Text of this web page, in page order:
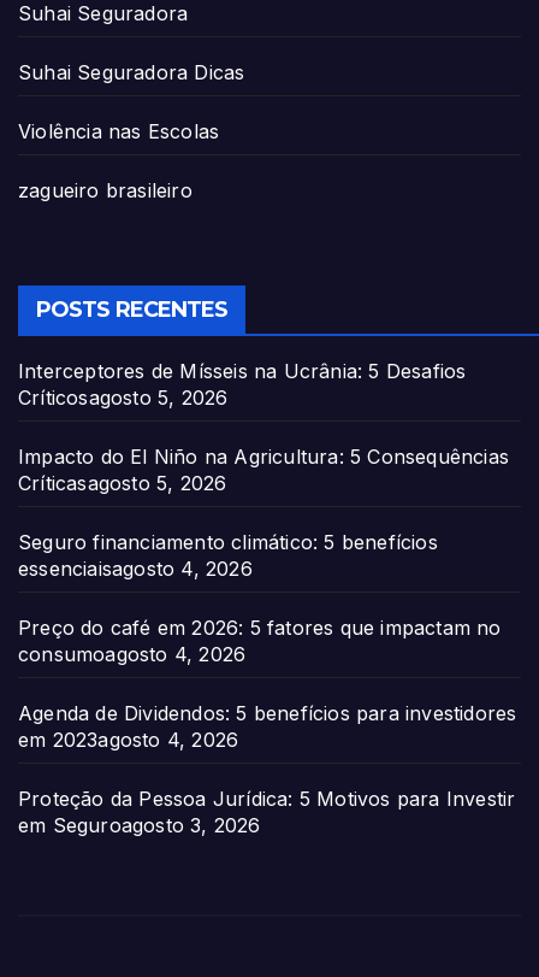
Suhai Seguradora
Suhai Seguradora Dicas
Violência nas Escolas
zagueiro brasileiro
POSTS RECENTES
Interceptores de Mísseis na Ucrânia: 5 Desafios
Críticosagosto 5, 2026
Impacto do El Niño na Agricultura: 5 Consequências
Críticasagosto 5, 2026
Seguro financiamento climático: 5 benefícios
essenciaisagosto 4, 2026
Preço do café em 2026: 5 fatores que impactam no
consumoagosto 4, 2026
Agenda de Dividendos: 5 benefícios para investidores
em 2023agosto 4, 2026
Proteção da Pessoa Jurídica: 5 Motivos para Investir
em Seguroagosto 3, 2026